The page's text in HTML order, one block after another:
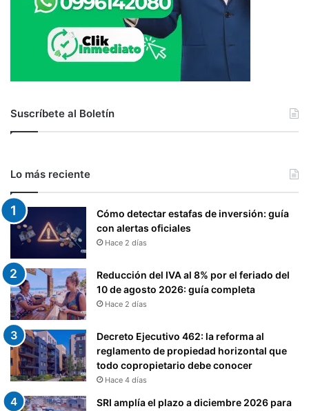
Suscríbete al Boletín
Lo más reciente
Cómo detectar estafas de inversión: guía
con alertas oficiales
Hace 2 días
Reducción del IVA al 8% por el feriado del
10 de agosto 2026: guía completa
Hace 2 días
Decreto Ejecutivo 462: la reforma al
reglamento de propiedad horizontal que
todo copropietario debe conocer
Hace 4 días
SRI amplía el plazo a diciembre 2026 para